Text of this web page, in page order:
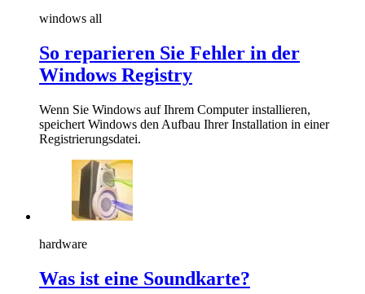
windows all
So reparieren Sie Fehler in der
Windows Registry
Wenn Sie Windows auf Ihrem Computer installieren,
speichert Windows den Aufbau Ihrer Installation in einer
Registrierungsdatei.
hardware
Was ist eine Soundkarte?